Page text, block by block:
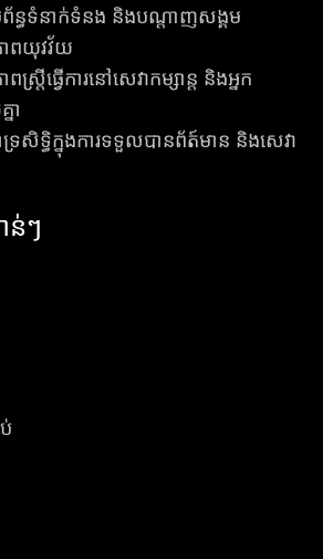
ព័ន្ធទំនាក់ទំនង និងបណ្តាញសង្គម
ពយុវវ័យ
តីធ្វើការនៅសេវាកម្សាន្ដ និងអ្នក
ា
រសិទ្ធិក្នុងការទទួលបានព័ត៍មាន និងសេវា
ៗ